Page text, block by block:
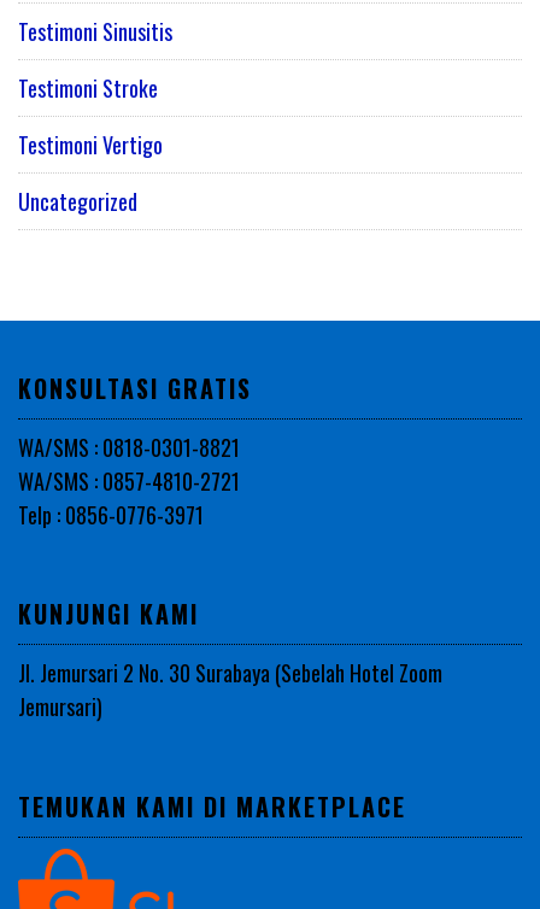
Testimoni Sinusitis
Testimoni Stroke
Testimoni Vertigo
Uncategorized
KONSULTASI GRATIS
WA/SMS : 0818-0301-8821
WA/SMS : 0857-4810-2721
Telp : 0856-0776-3971
KUNJUNGI KAMI
Jl. Jemursari 2 No. 30 Surabaya (Sebelah Hotel Zoom
Jemursari)
TEMUKAN KAMI DI MARKETPLACE